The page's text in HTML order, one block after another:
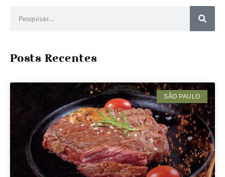
Posts Recentes
SÃO PAULO